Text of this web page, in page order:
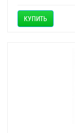
КУПИТЬ